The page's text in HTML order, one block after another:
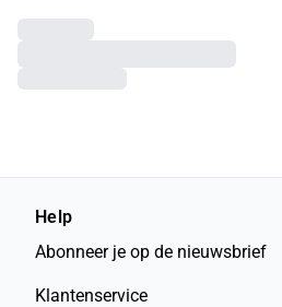
Help
Abonneer je op de nieuwsbrief
Klantenservice